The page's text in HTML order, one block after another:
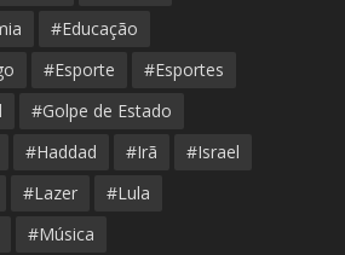
#Educação
#Esporte
#Esportes
#Golpe de Estado
#Haddad #Irã
#Israel
#Lazer
#Lula
#Música